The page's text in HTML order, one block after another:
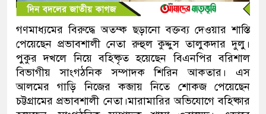
গণমাধ্যমের বিরুদ্ধে অতম্ক ছড়ানো বক্তব্য দেওয়ার শাস্তি
পেয়েছেন প্রভাবশালী নেতা রুহুল কুদ্দুস তালুকদার দুলু।
পুকুর দখলে নিয়ে বহিষ্কৃত হয়েছেন বিএনপির বরিশাল
বিভাগীয় সাংগঠনিক সম্পাদক শিরিন আকতার। এস
আলমের গাড়ি নিজের কব্জায় নিতে শোকজ পেয়েছেন
চট্টগ্রামের প্রভাবশালী নেতা।মারামারির অভিযোগে বহিষ্কার